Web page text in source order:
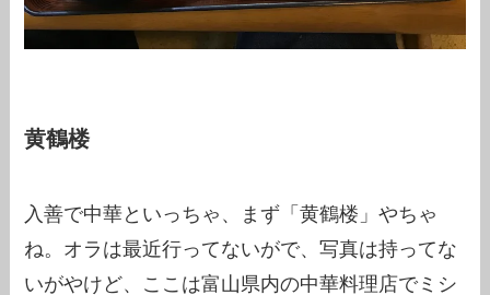
黄鶴楼
入善で中華といっちゃ、まず「黄鶴楼」やちゃ
ね。オラは最近行ってないがで、写真は持ってな
いがやけど、ここは富山県内の中華料理店でミシ